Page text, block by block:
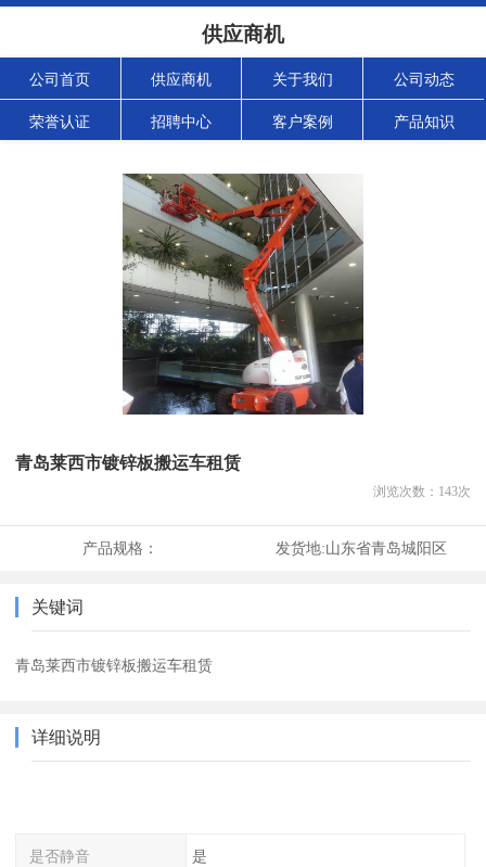
供应商机
公司首页 供应商机 关于我们 公司动态
荣誉认证 招聘中心 客户案例 产品知识
青岛莱西市镀锌板搬运车租赁
浏览次数： 143次
产品规格： 发货地:山东省青岛城阳区
关键词
青岛莱西市镀锌板搬运车租赁
详细说明
是否静音 是